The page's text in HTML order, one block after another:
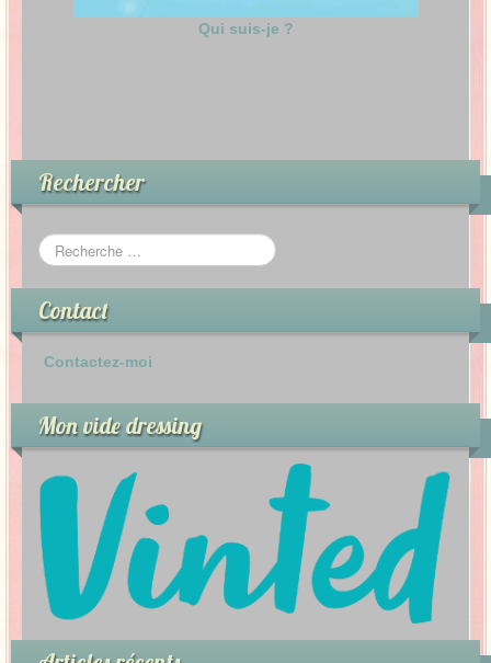
Qui suis-je ?
Rechercher
Contact
Contactez-moi
Mon vide dressing